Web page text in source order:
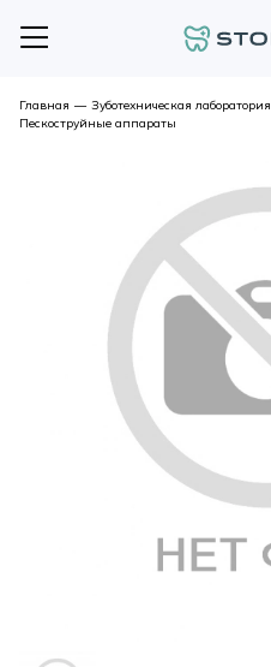
Главная — Зуботехническая лаборатория
Пескоструйные аппараты